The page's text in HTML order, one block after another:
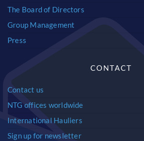
The Board of Directors
Group Management
Press
CONTACT
Contact us
NTG offices worldwide
International Hauliers
Sign up for newsletter